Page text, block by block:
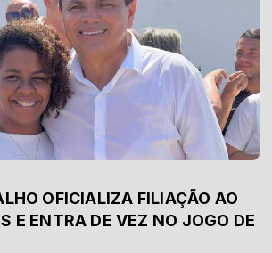
OFICIALIZA FILIAÇÃO AO
E ENTRA DE VEZ NO JOGO DE